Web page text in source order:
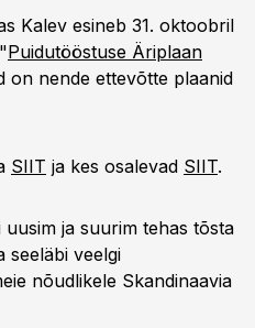
Kalev esineb 31. oktoobril
Puidutööstuse Äriplaan
on nende ettevõtte plaanid
SIIT ja kes osalevad SIIT.
ja suurim tehas tõsta
seeläbi veelgi
nõudlikele Skandinaavia